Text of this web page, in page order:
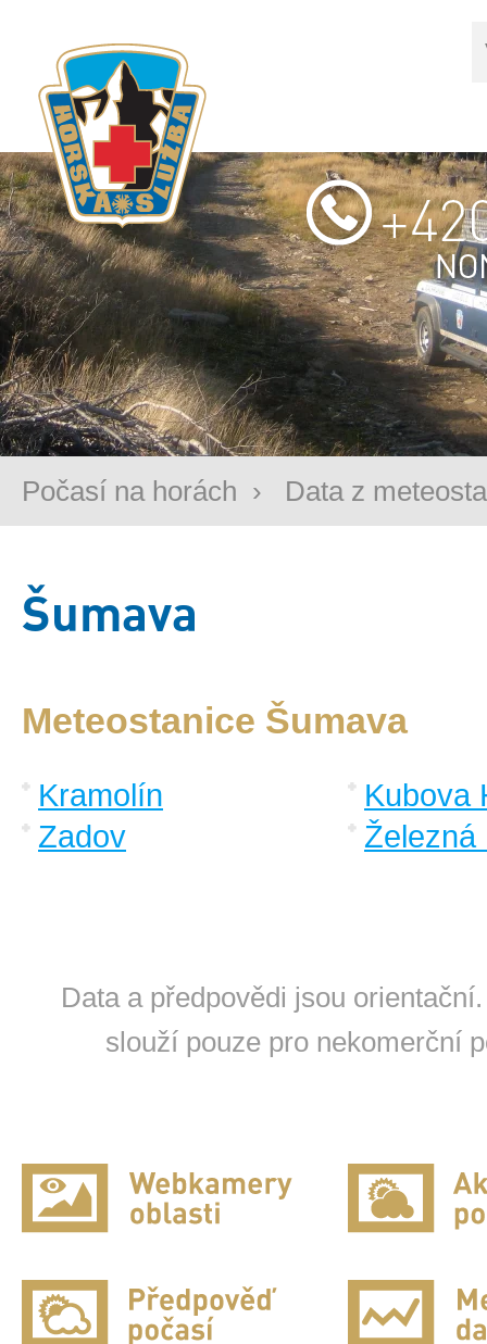
Počasí na horách › Data z
Šumava
Meteostanice Šumava
Kramolín
Kubova
Zadov
Železná
Data a předpovědi jsou
slouží pouze pro nekomerční